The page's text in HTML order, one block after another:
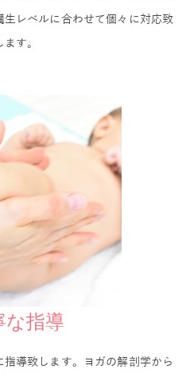
レベルに合わせて個々に対応致
ます。
な指導
導致します。ヨガの解剖学から